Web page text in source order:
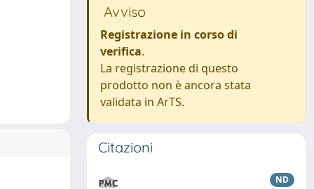
Avviso
Registrazione in corso di
verifica.
La registrazione di questo
prodotto non è ancora stata
validata in ArTS.
Citazioni
ND